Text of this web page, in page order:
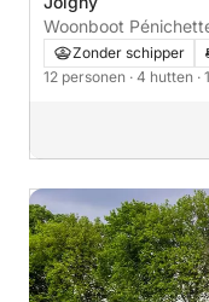
Woonboot
Zonder schipper
12 personen · 4 hutten ·